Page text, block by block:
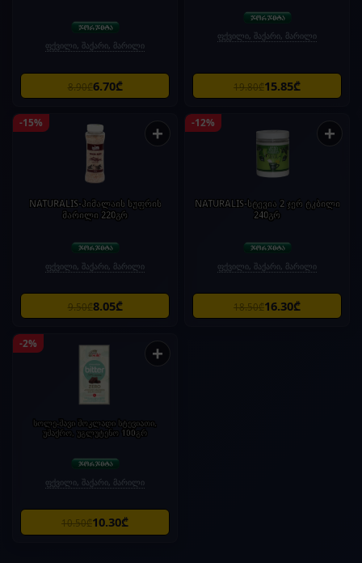
ფქვილი, შაქარი, მარილი
8.90₾6.70₾
ფქვილი, შაქარი, მარილი
19.80₾15.85₾
-15% +
NATURALIS-ჰიმალაის სუფრის
მარილი 220გრ
ფქვილი, შაქარი, მარილი
9.50₾8.05₾
-12% +
NATURALIS-სტევია 2 ჯერ ტკბილი
240გრ
ფქვილი, შაქარი, მარილი
18.50₾16.30₾
-2% +
სოლე-შავი შოკლადი სტევიათი,
უშაქრო, უგლუტენო 100გრ
ფქვილი, შაქარი, მარილი
10.50₾10.30₾